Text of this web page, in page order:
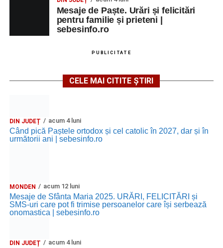
Mesaje de Paște. Urări și felicitări
pentru familie și prieteni |
sebesinfo.ro
PUBLICITATE
CELE MAI CITITE ȘTIRI
DIN JUDEȚ acum 4 luni
Când pică Paștele ortodox și cel catolic în 2027, dar și în
următorii ani | sebesinfo.ro
MONDEN acum 12 luni
Mesaje de Sfânta Maria 2025. URĂRI, FELICITĂRI și
SMS-uri care pot fi trimise persoanelor care își serbează
onomastica | sebesinfo.ro
DIN JUDEȚ acum 4 luni